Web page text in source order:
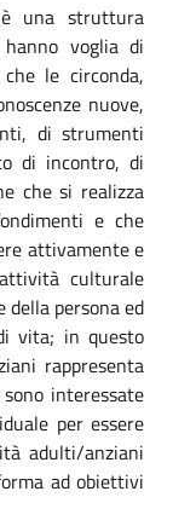
è una struttura
voglia di
le circonda,
nuove,
di strumenti
di incontro, di
che si realizza
e che
attivamente e
culturale
persona ed
vita; in questo
rappresenta
interessate
per essere
adulti/anziani
ad obiettivi